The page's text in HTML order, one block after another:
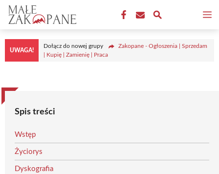
Przejdź
treści
UWAGA!
Dołącz do nowej grupy
Zakopane - Ogłoszenia | Sprzedam
| Kupię | Zamienię | Praca
Spis treści
Wstęp
Życiorys
Dyskografia